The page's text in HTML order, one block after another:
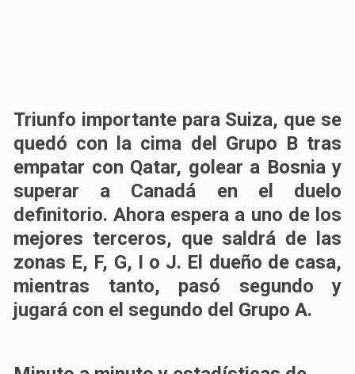
Triunfo importante para Suiza, que se
quedó con la cima del Grupo B tras
empatar con Qatar, golear a Bosnia y
superar a Canadá en el duelo
definitorio. Ahora espera a uno de los
mejores terceros, que saldrá de las
zonas E, F, G, I o J. El dueño de casa,
mientras tanto, pasó segundo y
jugará con el segundo del Grupo A.